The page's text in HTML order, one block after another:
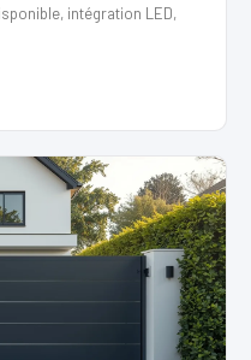
intégration LED,